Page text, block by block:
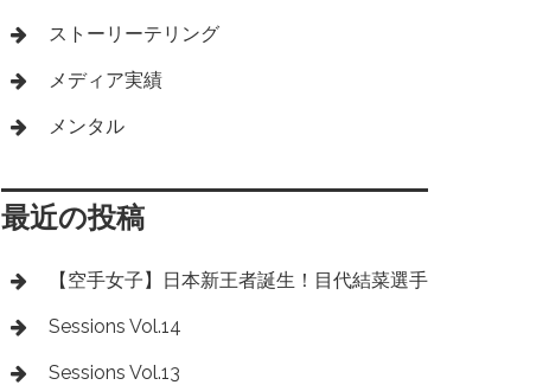
ストーリーテリング
メディア実績
メンタル
最近の投稿
【空手女子】日本新王者誕生！目代結菜選手
Sessions Vol.14
Sessions Vol.13